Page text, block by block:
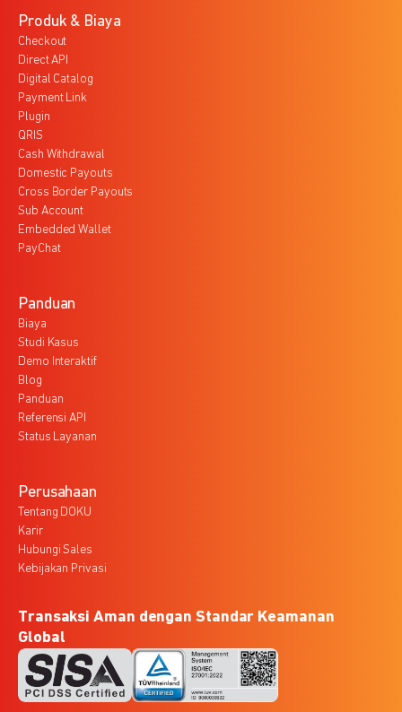
Produk & Biaya
Checkout
Direct API
Digital Catalog
Payment Link
Plugin
QRIS
Cash Withdrawal
Domestic Payouts
Cross Border Payouts
Sub Account
Embedded Wallet
PayChat
Panduan
Biaya
Studi Kasus
Demo Interaktif
Blog
Panduan
Referensi API
Status Layanan
Perusahaan
Tentang DOKU
Karir
Hubungi Sales
Kebijakan Privasi
Transaksi Aman dengan Standar Keamanan
Global